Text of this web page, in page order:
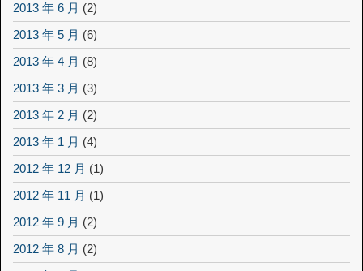
2013 年 6 月 (2)
2013 年 5 月 (6)
2013 年 4 月 (8)
2013 年 3 月 (3)
2013 年 2 月 (2)
2013 年 1 月 (4)
2012 年 12 月 (1)
2012 年 11 月 (1)
2012 年 9 月 (2)
2012 年 8 月 (2)